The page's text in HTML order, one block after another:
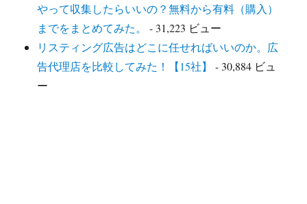
やって収集したらいいの？無料から有料（購入）
までをまとめてみた。
- 31,223 ビュー
リスティング広告はどこに任せればいいのか。広
告代理店を比較してみた！【15社】
- 30,884 ビュ
ー